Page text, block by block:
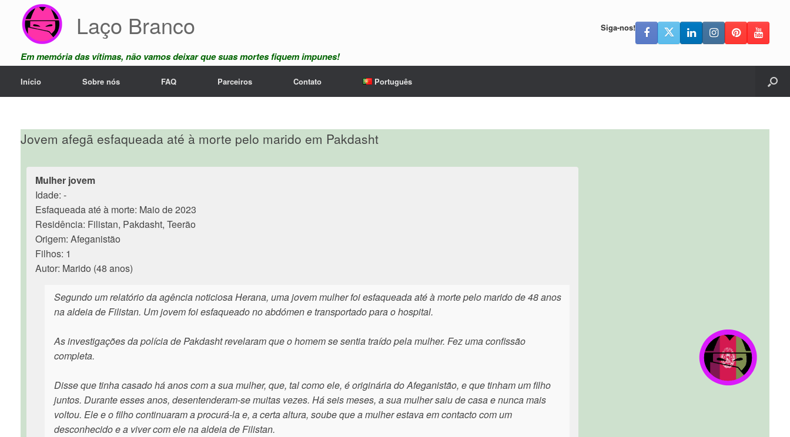
content
Laço Branco
Em memória das vítimas, não vamos deixar que suas mortes fiquem impunes!
Siga-nos!
Início Sobre nós FAQ Parceiros Contato Português
Jovem afegã esfaqueada até à morte pelo marido em Pakdasht
Mulher jovem
Idade: -
Esfaqueada até à morte: Maio de 2023
Residência: Filistan, Pakdasht, Teerão
Origem: Afeganistão
Filhos: 1
Autor: Marido (48 anos)
Segundo um relatório da agência noticiosa Herana, uma jovem mulher foi esfaqueada até à morte pelo marido de 48 anos
na aldeia de Filistan. Um jovem foi esfaqueado no abdómen e transportado para o hospital.
As investigações da polícia de Pakdasht revelaram que o homem se sentia traído pela mulher. Fez uma confissão
completa.
Disse que tinha casado há anos com a sua mulher, que, tal como ele, é originária do Afeganistão, e que tinham um filho
juntos. Durante esses anos, desentenderam-se muitas vezes. Há seis meses, a sua mulher saiu de casa e nunca mais
voltou. Ele e o filho continuaram a procurá-la e, a certa altura, soube que a mulher estava em contacto com um
desconhecido e a viver com ele na aldeia de Filistan.